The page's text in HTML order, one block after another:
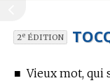
2eÉDITION
■Vieux mot, qui